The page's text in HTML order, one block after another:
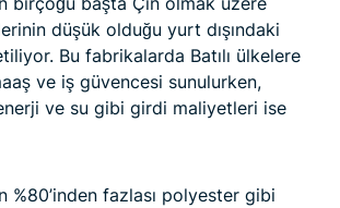
düşük olduğu yurt dışındaki
Bu fabrikalarda Batılı ülkelere
ve iş güvencesi sunulurken,
ve su gibi girdi maliyetleri ise
%80’inden fazlası polyester gibi